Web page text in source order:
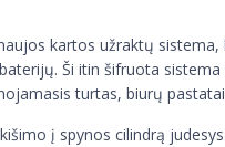
kartos užraktų
Ši itin šifruota
turtas, biurų
į spynos cilindrą